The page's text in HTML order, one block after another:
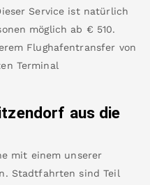
Service ist natürlich
möglich ab € 510.
Flughafentransfer von
Terminal
aus die
mit einem unserer
Stadtfahrten sind Teil